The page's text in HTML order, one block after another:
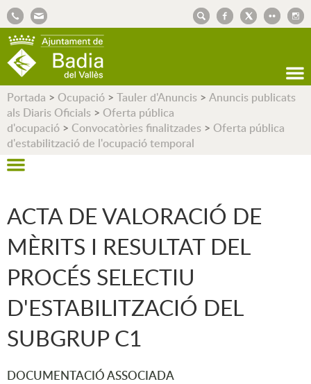
Portada > Ocupació > Tauler d'Anuncis > Anuncis publicats
als Diaris Oficials > Oferta pública
d'ocupació > Convocatòries finalitzades > Oferta pública
d'estabilització de l'ocupació temporal
ACTA DE VALORACIÓ DE
MÈRITS I RESULTAT DEL
PROCÉS SELECTIU
D'ESTABILITZACIÓ DEL
SUBGRUP C1
DOCUMENTACIÓ ASSOCIADA